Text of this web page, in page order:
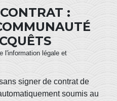
:
l'information légale et
signer de contrat de
soumis au